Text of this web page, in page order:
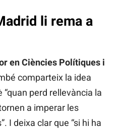
li rema a
en Ciències Polítiques i
comparteix la idea
“quan perd rellevància la
a imperar les
I deixa clar que “si hi ha